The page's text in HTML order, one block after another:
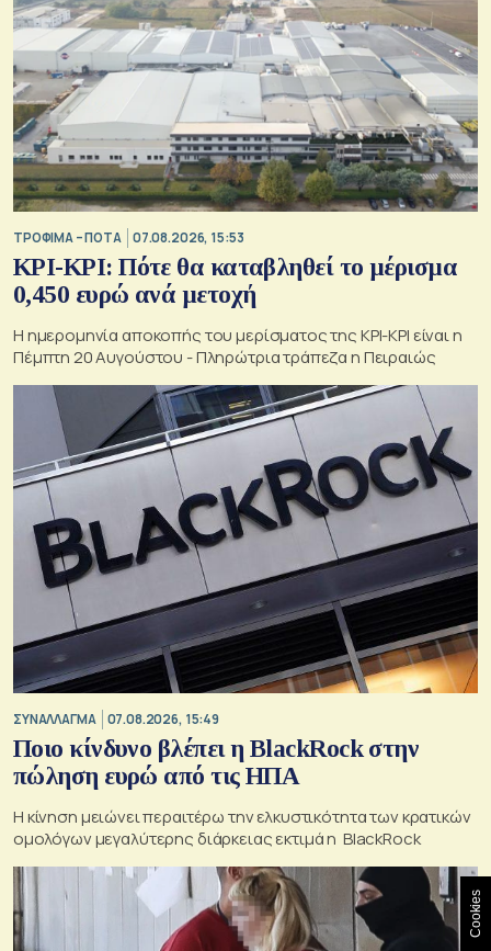
ΤΡΟΦΙΜΑ – ΠΟΤΑ 07.08.2026, 15:53
ΚΡΙ-ΚΡΙ: Πότε θα καταβληθεί το μέρισμα
0,450 ευρώ ανά μετοχή
Η ημερομηνία αποκοπής του μερίσματος της ΚΡΙ-ΚΡΙ είναι η
Πέμπτη 20 Αυγούστου - Πληρώτρια τράπεζα η Πειραιώς
ΣΥΝΑΛΛΑΓΜΑ 07.08.2026, 15:49
Ποιο κίνδυνο βλέπει η BlackRock στην
πώληση ευρώ από τις ΗΠΑ
Η κίνηση μειώνει περαιτέρω την ελκυστικότητα των κρατικών
ομολόγων μεγαλύτερης διάρκειας εκτιμά η BlackRock
Cookies